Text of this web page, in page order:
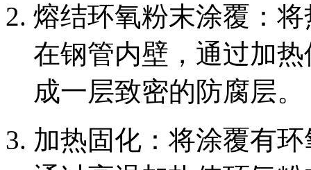
熔结环氧粉末涂覆‌：
在钢管内壁，通过加
成一层致密的防腐层。
加热固化‌：将涂覆有